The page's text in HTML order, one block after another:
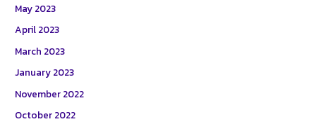
May 2023
April 2023
March 2023
January 2023
November 2022
October 2022